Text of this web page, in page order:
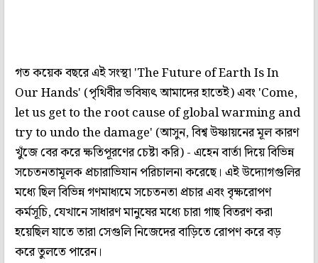
গত কয়েক বছরে এই সংস্থা 'The Future of Earth Is In
Our Hands' (পৃথিবীর ভবিষ্যৎ আমাদের হাতেই) এবং 'Come,
let us get to the root cause of global warming and
try to undo the damage' (আসুন, বিশ্ব উষ্ণায়নের মূল কারণ
খুঁজে বের করে ক্ষতিপূরণের চেষ্টা করি) - এহেন বার্তা দিয়ে বিভিন্ন
সচেতনতামূলক প্রচারাভিযান পরিচালনা করেছে। এই উদ্যোগগুলির
মধ্যে ছিল বিভিন্ন গণমাধ্যমে সচেতনতা প্রচার এবং বৃক্ষরোপণ
কর্মসূচি, যেখানে সাধারণ মানুষের মধ্যে চারা গাছ বিতরণ করা
হয়েছিল যাতে তারা সেগুলি নিজেদের বাড়িতে রোপণ করে বড়
করে তুলতে পারেন।